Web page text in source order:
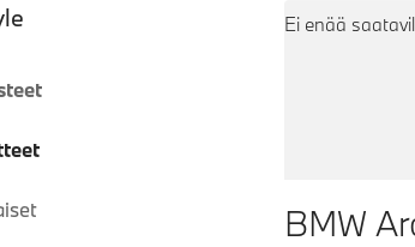
Ei enää
BMW